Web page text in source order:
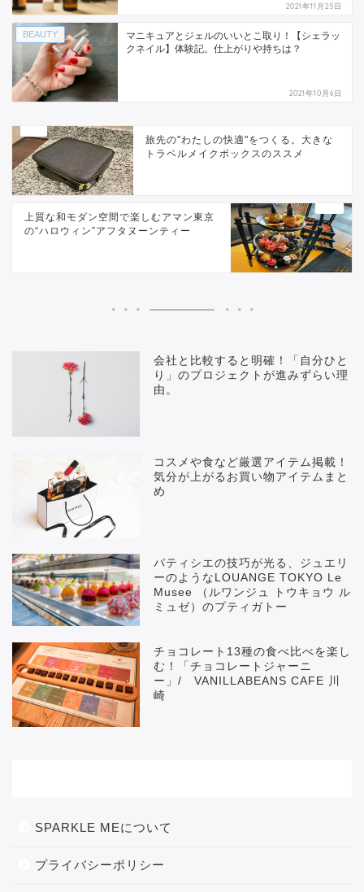
2021年11月25日
BEAUTY
マニキュアとジェルのいいとこ取り！【シェラッ
クネイル】体験記。仕上がりや持ちは？
2021年10月6日
旅先の"わたしの快適"をつくる。大きな
トラベルメイクボックスのススメ
上質な和モダン空間で楽しむアマン東京
の“ハロウィン”アフタヌーンティー
会社と比較すると明確！「自分ひと
り」のプロジェクトが進みずらい理
由。
コスメや食など厳選アイテム掲載！
気分が上がるお買い物アイテムまと
め
パティシエの技巧が光る、ジュエリ
ーのようなLOUANGE TOKYO Le
Musee （ルワンジュ トウキョウ ル
ミュゼ）のプティガトー
チョコレート13種の食べ比べを楽し
む！「チョコレートジャーニ
ー」/ VANILLABEANS CAFE 川
崎
SPARKLE MEについて
プライバシーポリシー